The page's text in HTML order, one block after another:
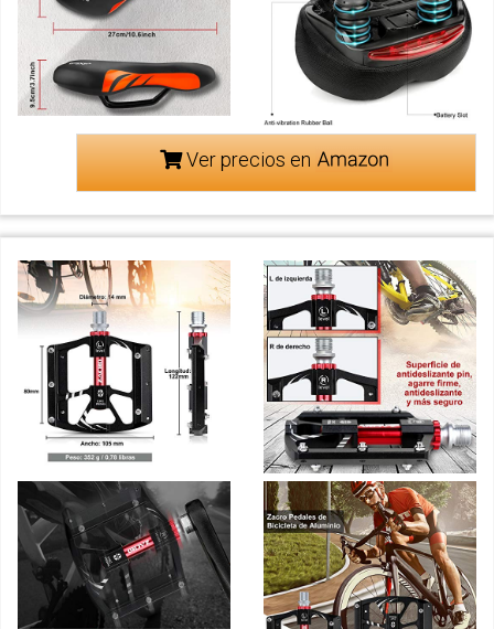
Ver precios en